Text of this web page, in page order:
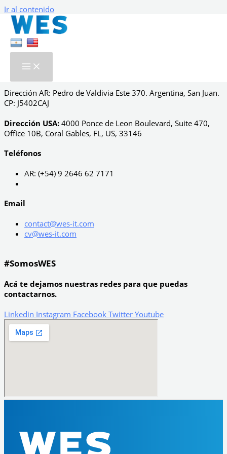
Ir al contenido
Contactanos...
Te estamos esperando para transformar
digitalmente tu mundo.
Donde Estamos
Dirección AR: Pedro de Valdivia Este 370. Argentina, San Juan.
CP: J5402CAJ
Dirección USA: 4000 Ponce de Leon Boulevard, Suite 470,
Office 10B, Coral Gables, FL, US, 33146
Teléfonos
AR: (+54) 9 2646 62 7171
Email
contact@wes-it.com
cv@wes-it.com
#SomosWES
Acá te dejamos nuestras redes para que puedas
contactarnos.
Linkedin Instagram Facebook Twitter Youtube